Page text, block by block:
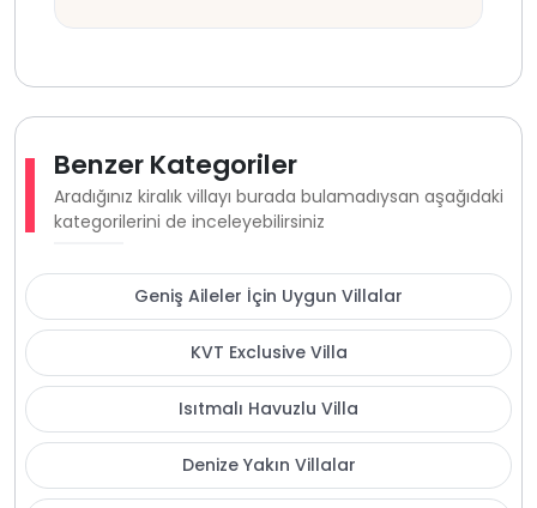
Benzer Kategoriler
Aradığınız kiralık villayı burada bulamadıysan aşağıdaki
kategorilerini de inceleyebilirsiniz
Geniş Aileler İçin Uygun Villalar
KVT Exclusive Villa
Isıtmalı Havuzlu Villa
Denize Yakın Villalar